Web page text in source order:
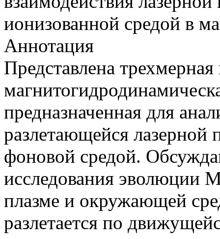
ионизованной средой в
Аннотация
Представлена
предназначенная для
разлетающейся лазерной
фоновой средой.
исследования эволюции
плазме и окружающей
разлетается по